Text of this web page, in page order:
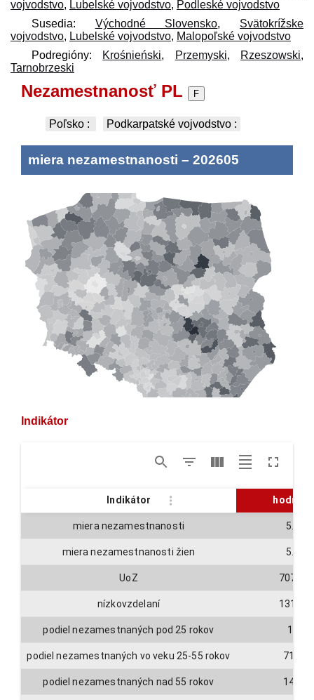
vojvodstvo, Lubelské vojvodstvo, Podleské vojvodstvo
Susedia: Východné Slovensko, Svätokrížske
vojvodstvo, Lubelské vojvodstvo, Malopoľské vojvodstvo
Podregióny: Krośnieński, Przemyski, Rzeszowski,
Tarnobrzeski
Nezamestnanosť PL F
Poľsko : Podkarpatské vojvodstvo :
miera nezamestnanosti – 202605
Indikátor
Indikátor hodnota
miera nezamestnanosti 5.3
miera nezamestnanosti žien 5.2
UoZ 70722
nízkovzdelaní 13103
podiel nezamestnaných pod 25 rokov 14
podiel nezamestnaných vo veku 25-55 rokov 71.5
podiel nezamestnaných nad 55 rokov 14.5